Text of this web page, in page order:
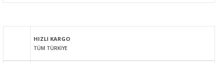
Görüş ve önerileriniz için teşekkür ederiz.
Ürün resmi kalitesiz, bozuk veya görüntülenemiyor.
HIZLI KARGO
TÜM TÜRKİYE